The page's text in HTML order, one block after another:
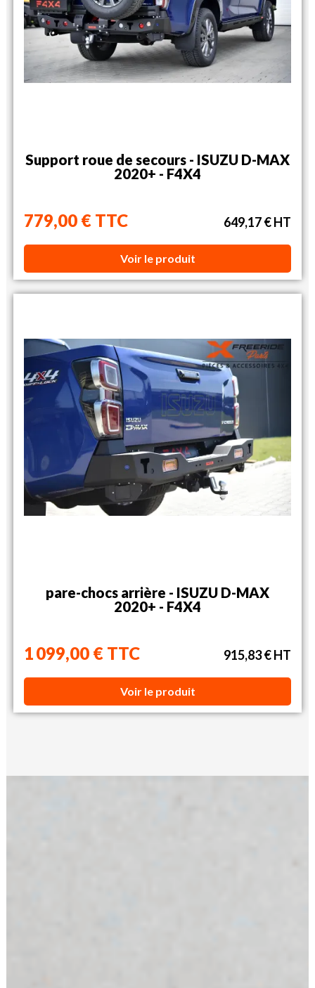
Support roue de secours - ISUZU D-MAX
2020+ - F4X4
779,00 € TTC 649,17 € HT
Voir le produit
pare-chocs arrière - ISUZU D-MAX
2020+ - F4X4
1 099,00 € TTC 915,83 € HT
Voir le produit